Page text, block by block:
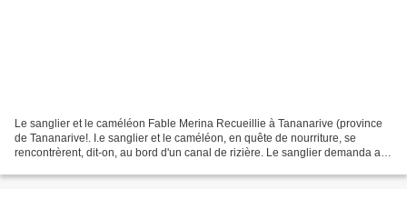
Le sanglier et le caméléon Fable Merina Recueillie à Tananarive (province
de Tananarive!. I.e sanglier et le caméléon, en quête de nourriture, se
rencontrèrent, dit-on, au bord d'un canal de rizière. Le sanglier demanda au